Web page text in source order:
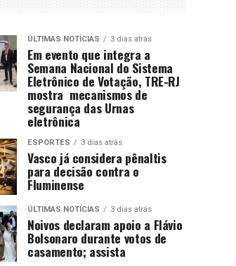
ÚLTIMAS NOTÍCIAS 3 dias atrás
Em evento que integra a
Semana Nacional do Sistema
Eletrônico de Votação, TRE-RJ
mostra mecanismos de
segurança das Urnas
eletrônica
ESPORTES 3 dias atrás
Vasco já considera pênaltis
para decisão contra o
Fluminense
ÚLTIMAS NOTÍCIAS 3 dias atrás
Noivos declaram apoio a Flávio
Bolsonaro durante votos de
casamento; assista